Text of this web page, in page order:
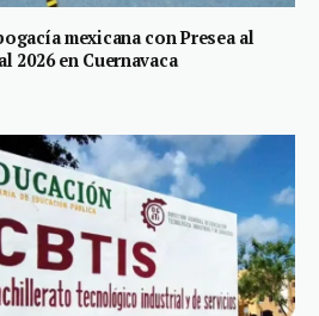
mexicana con Presea al
2026 en Cuernavaca